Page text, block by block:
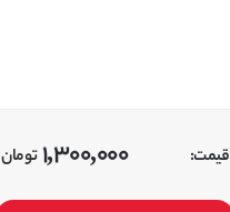
قیمت: 1,300,000 تومان